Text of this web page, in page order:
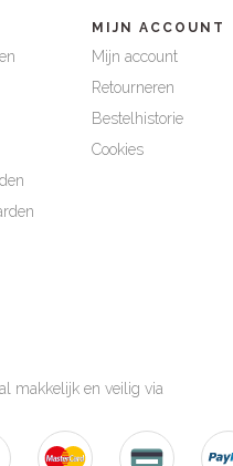
MIJN ACCOUNT
Mijn account
Retourneren
Bestelhistorie
Cookies
makkelijk en veilig via